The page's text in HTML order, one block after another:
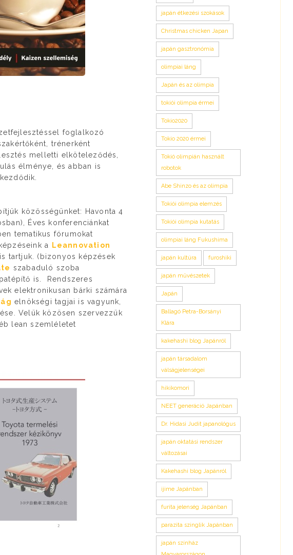
foglalkozó
trénerként
melletti elköteleződés,
élménye, és abban is
közösségünket: Havonta 4
Éves konferenciánkat
tematikus fórumokat
a
Leannovation
tartjuk. (bizonyos képzések
szabaduló szoba
is. Rendszeres
elektronikusan bárki számára
elnökségi tagjai is vagyunk,
Velük közösen szervezzük
lean szemléletet
japán étkezési szokások
Christmas chicken Japan
japán gasztronómia
olimpiai láng
Japán és az olimpia
tokiói olimpia érmei
Tokio2020
Tokio 2020 érmei
Tokió olimpián használt
robotok
Abe Shinzo és az olimpia
Tokiói olimpia elemzés
Tokiói olimpia kutatás
olimpiai láng Fukushima
japán kultúra furoshiki
japán művészetek
Japán
Ballagó Petra-Borsányi
Klára
kakehashi blog Japánról
japán társadalom
válságjelenségei
hikikomori
NEET generáció Japánban
Dr. Hidasi Judit japanológus
japán oktatási rendszer
változásai
Kakehashi blog Japánról
ijime Japánban
furita jelenség Japánban
parazita szinglik Japánban
japán színház